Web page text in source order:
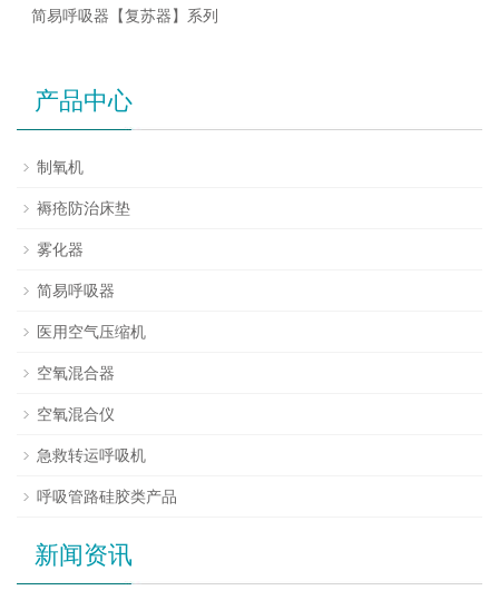
简易呼吸器【复苏器】系列
产品中心
制氧机
褥疮防治床垫
雾化器
简易呼吸器
医用空气压缩机
空氧混合器
空氧混合仪
急救转运呼吸机
呼吸管路硅胶类产品
新闻资讯